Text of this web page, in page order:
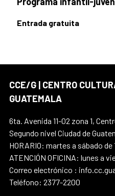
Entrada gratuita
CCE/G | CENTRO
GUATEMALA
6ta. Avenida 11-02 zona 1,
Segundo nivel Ciudad de
HORARIO: martes a sábado de
ATENCIÓN OFICINA: lunes a
Correo electrónico :
Teléfono: 2377-2200